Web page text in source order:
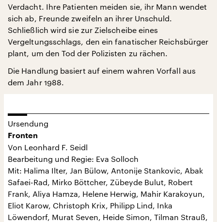
Verdacht. Ihre Patienten meiden sie, ihr Mann wendet
sich ab, Freunde zweifeln an ihrer Unschuld.
Schließlich wird sie zur Zielscheibe eines
Vergeltungsschlags, den ein fanatischer Reichsbürger
plant, um den Tod der Polizisten zu rächen.
Die Handlung basiert auf einem wahren Vorfall aus
dem Jahr 1988.
Ursendung
Fronten
Von Leonhard F. Seidl
Bearbeitung und Regie: Eva Solloch
Mit: Halima Ilter, Jan Bülow, Antonije Stankovic, Abak
Safaei-Rad, Mirko Böttcher, Zübeyde Bulut, Robert
Frank, Aliya Hamza, Helene Herwig, Mahir Karakoyun,
Eliot Karow, Christoph Krix, Philipp Lind, Inka
Löwendorf, Murat Seven, Heide Simon, Tilman Strauß,